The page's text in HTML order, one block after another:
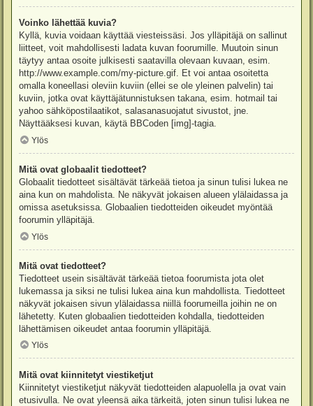
Voinko lähettää kuvia?
Kyllä, kuvia voidaan käyttää viesteissäsi. Jos ylläpitäjä on sallinut
liitteet, voit mahdollisesti ladata kuvan foorumille. Muutoin sinun
täytyy antaa osoite julkisesti saatavilla olevaan kuvaan, esim.
http://www.example.com/my-picture.gif. Et voi antaa osoitetta
omalla koneellasi oleviin kuviin (ellei se ole yleinen palvelin) tai
kuviin, jotka ovat käyttäjätunnistuksen takana, esim. hotmail tai
yahoo sähköpostilaatikot, salasanasuojatut sivustot, jne.
Näyttääksesi kuvan, käytä BBCoden [img]-tagia.
Ylös
Mitä ovat globaalit tiedotteet?
Globaalit tiedotteet sisältävät tärkeää tietoa ja sinun tulisi lukea ne
aina kun on mahdolista. Ne näkyvät jokaisen alueen ylälaidassa ja
omissa asetuksissa. Globaalien tiedotteiden oikeudet myöntää
foorumin ylläpitäjä.
Ylös
Mitä ovat tiedotteet?
Tiedotteet usein sisältävät tärkeää tietoa foorumista jota olet
lukemassa ja siksi ne tulisi lukea aina kun mahdollista. Tiedotteet
näkyvät jokaisen sivun ylälaidassa niillä foorumeilla joihin ne on
lähetetty. Kuten globaalien tiedotteiden kohdalla, tiedotteiden
lähettämisen oikeudet antaa foorumin ylläpitäjä.
Ylös
Mitä ovat kiinnitetyt viestiketjut
Kiinnitetyt viestiketjut näkyvät tiedotteiden alapuolella ja ovat vain
etusivulla. Ne ovat yleensä aika tärkeitä, joten sinun tulisi lukea ne